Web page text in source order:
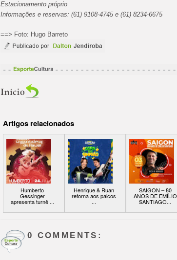
Estacionamento próprio
Informações e reservas: (61) 9108-4745 e (61) 8234-6675
==> Foto: Hugo Barreto
Artigos relacionados
Humberto
Gessinger
apresenta turnê ...
Henrique & Ruan
retorna aos palcos
...
SAIGON – 80
ANOS DE EMÍLIO
SANTIAGO...
0 COMMENTS: